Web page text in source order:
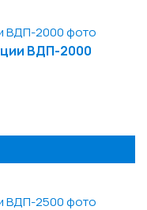
ВДП-2000